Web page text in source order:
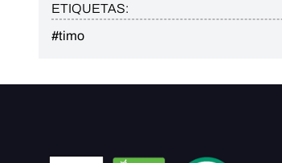
ETIQUETAS:
#timo